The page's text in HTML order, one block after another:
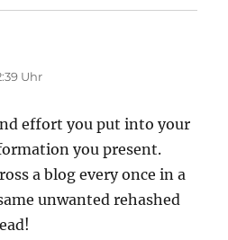
Uhr
effort you put into your
you present.
a blog every once in a
unwanted rehashed